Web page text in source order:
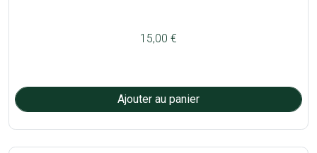
15,00 €